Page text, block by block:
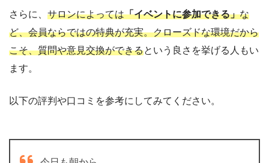
さらに、 サロンによっては「イベントに参加できる」な
ど、会員ならではの特典が充実。クローズドな環境だから
こそ、質問や意見交換ができるという良さを挙げる人もい
ます。
以下の評判や口コミを参考にしてみてください。